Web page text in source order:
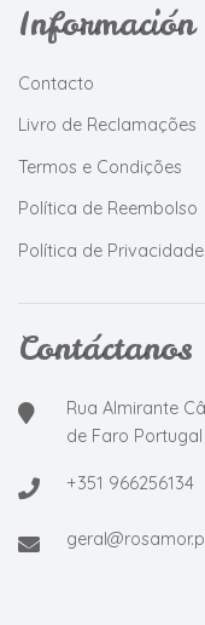
Información
Contacto
Livro de Reclamações
Termos e Condições
Política de Reembolso
Política de Privacidade
Contáctanos
Rua Almirante
de Faro Portugal
+351 966256134